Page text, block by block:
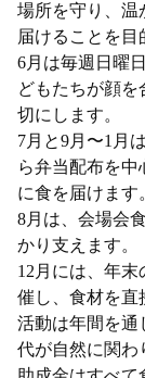
場所を守り、温
届けることを目
6月は毎週日曜
どもたちが顔
切にします。
7月と9月〜1月
ら弁当配布を
に食を届けます
8月は、会場会
かり支えます。
12月には、年
催し、食材を直
活動は年間を通
代が自然に関わ